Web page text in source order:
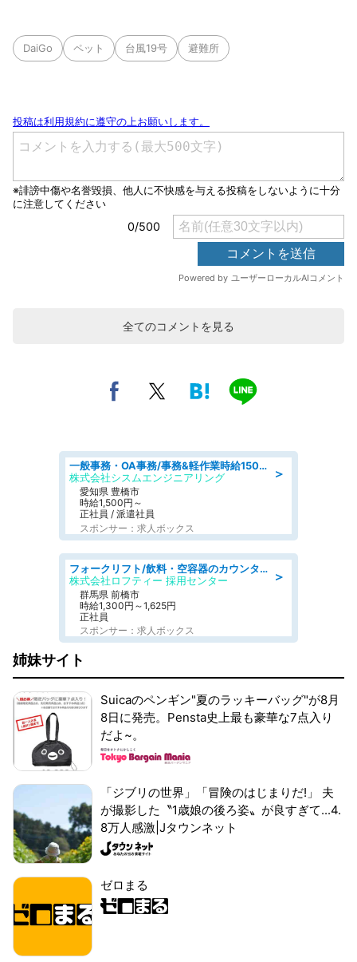
DaiGo ペット 台風19号 避難所
全てのコメントを見る
＞
一般事務・OA事務/事務&軽作業時給1500円土日祝休み各種社保完備
株式会社シスムエンジニアリング
愛知県 豊橋市
時給1,500円～
正社員 / 派遣社員
スポンサー：求人ボックス
＞
フォークリフト/飲料・空容器のカウンターフォーク/駒形駅/車11分
株式会社ロフティー 採用センター
群馬県 前橋市
時給1,300円～1,625円
正社員
スポンサー：求人ボックス
姉妹サイト
Suicaのペンギン"夏のラッキーバッグ"が8月
8日に発売。Pensta史上最も豪華な7点入り
だよ~。
「ジブリの世界」「冒険のはじまりだ!」 夫
が撮影した〝1歳娘の後ろ姿〟が良すぎて...4.
8万人感激|Jタウンネット
ゼロまる